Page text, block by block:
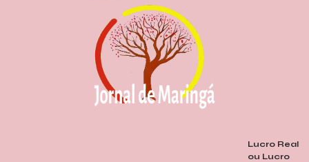
Lucro Real
ou Lucro